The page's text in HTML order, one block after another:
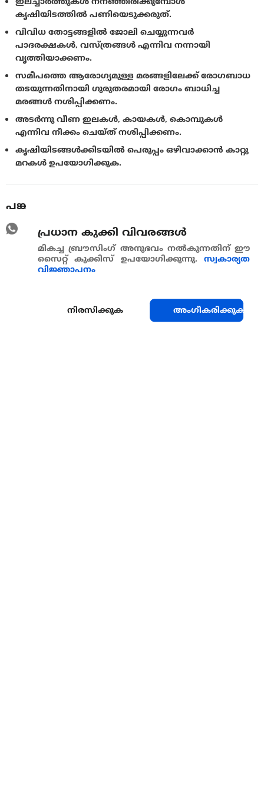
കൃഷിയിടത്തില്‍ പണിയെടുക്കരുത്.
വിവിധ തോട്ടങ്ങളില്‍ ജോലി ചെയ്യുന്നവര്‍
പാദരക്ഷകള്‍, വസ്ത്രങ്ങള്‍ എന്നിവ നന്നായി
വൃത്തിയാക്കണം.
സമീപത്തെ ആരോഗ്യമുള്ള മരങ്ങളിലേക്ക് രോഗബാധ
തടയുന്നതിനായി ഗുരുതരമായി രോഗം ബാധിച്ച
മരങ്ങള്‍ നശിപ്പിക്കണം.
അടര്‍ന്നു വീണ ഇലകള്‍, കായകള്‍, കൊമ്പുകള്‍
എന്നിവ നീക്കം ചെയ്ത്‌ നശിപ്പിക്കണം.
കൃഷിയിടങ്ങള്‍ക്കിടയില്‍ പെരുപ്പം ഒഴിവാക്കാന്‍ കാറ്റു
മറകള്‍ ഉപയോഗിക്കുക.
പങ്കുവെയ്ക്കുക
പ്രധാന കുക്കി വിവരങ്ങള്‍
മികച്ച ബ്രൗസിംഗ് അനുഭവം നൽകുന്നതിന് ഈ
സൈറ്റ് കുക്കിസ് ഉപയോഗിക്കുന്നു. സ്വകാര്യത
വിജ്ഞാപനം
നിരസിക്കുക അംഗീകരിക്കുക